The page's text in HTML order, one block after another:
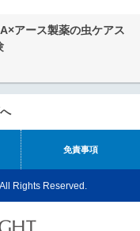
アース製薬の虫ケアス
免責事項
Rights Reserved.